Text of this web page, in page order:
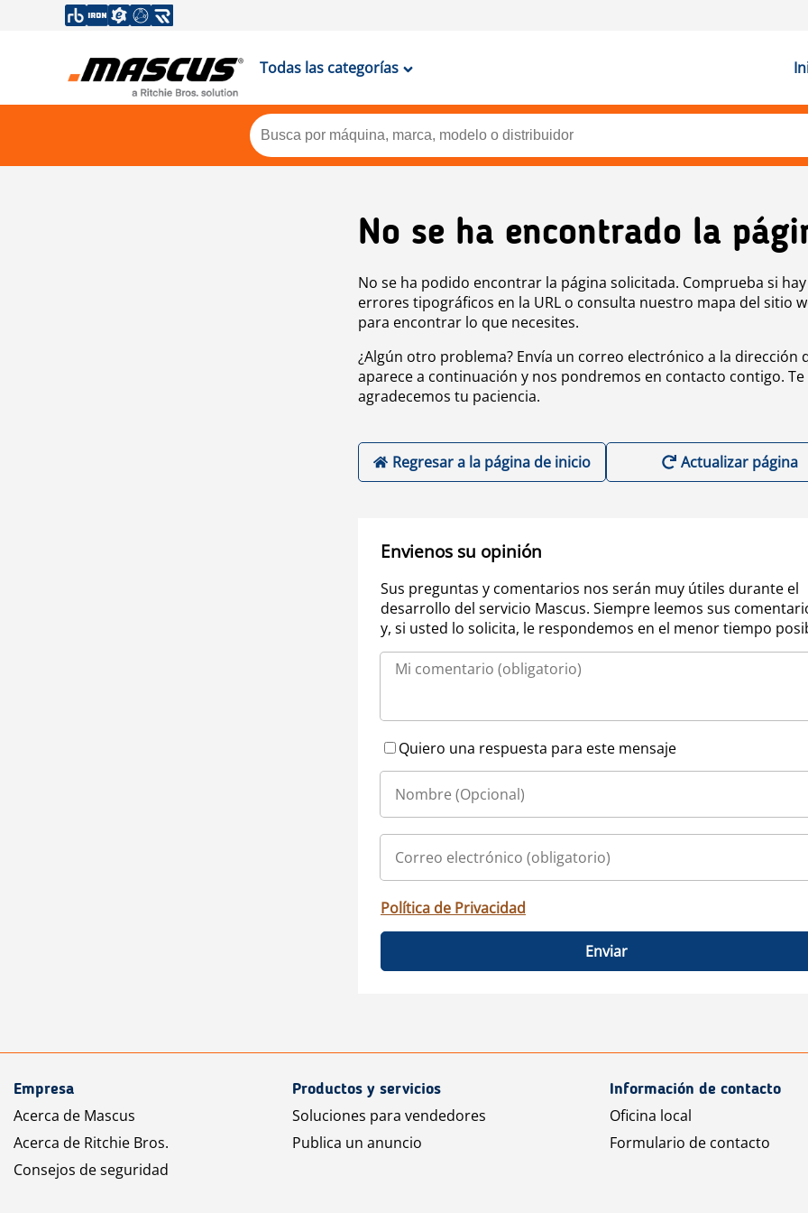
Todas las categorías
No se ha encontrado la
No se ha podido encontrar la página solicitada. Comprueba si hay
errores tipográficos en la URL o consulta nuestro mapa del sitio
para encontrar lo que necesites.
¿Algún otro problema? Envía un correo electrónico a la dirección
aparece a continuación y nos pondremos en contacto contigo. Te
agradecemos tu paciencia.
Regresar a la página de inicio Actualizar página
Envienos su opinión
Sus preguntas y comentarios nos serán muy útiles durante el
desarrollo del servicio Mascus. Siempre leemos sus
y, si usted lo solicita, le respondemos en el menor tiempo
Quiero una respuesta para este mensaje
Política de Privacidad
Enviar
Empresa
Acerca de Mascus
Acerca de Ritchie Bros.
Consejos de seguridad
Productos y servicios
Soluciones para vendedores
Publica un anuncio
Información de contacto
Oficina local
Formulario de contacto